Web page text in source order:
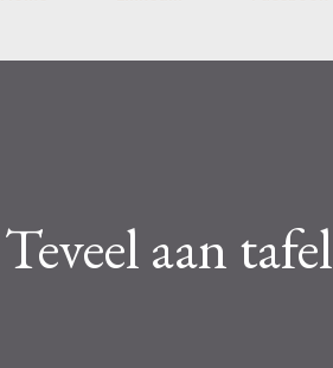
Teveel aan tafel